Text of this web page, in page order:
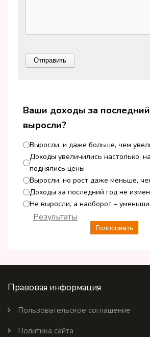
Ваши доходы за
выросли?
Выросли, и даже больше, чем
Доходы увеличились настолько,
поднялись цены
Выросли, но рост даже меньше,
Доходы за последний год не
Не выросли, а наоборот –
Голосовать
Результаты
Правовая информация
Пользовательское соглашение
Политика сайта